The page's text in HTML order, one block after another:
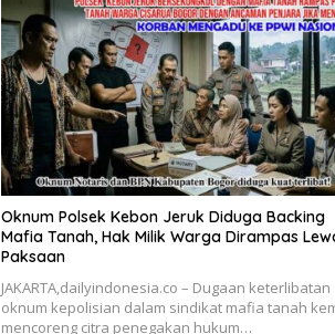
Oknum Polsek Kebon Jeruk Diduga Backing
Mafia Tanah, Hak Milik Warga Dirampas
Paksaan
JAKARTA,dailyindonesia.co – Dugaan keterlibatan
oknum kepolisian dalam sindikat mafia tanah
mencoreng citra penegakan hukum…